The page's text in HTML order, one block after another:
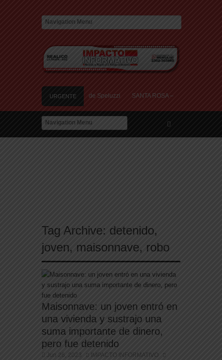
URGENTE
muerto y tres heridos cerca de Speluzzi SANTA ROSA – El municipio
en contra de la «Ley de Tierras» River lo descartó y el pibe Jaime
Tag Archive: detenido,
joven, maisonnave, robo
Maisonnave: un joven entró en
una vivienda y sustrajo una
suma importante de dinero,
pero fue detenido
Jun 26, 2023
IMPACTO INFORMATIVO